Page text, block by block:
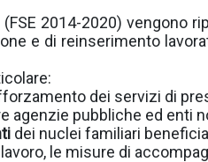
(FSE 2014-2020) vengono
e di reinserimento
dei servizi di
agenzie pubbliche ed enti
dei nuclei familiari
le misure di